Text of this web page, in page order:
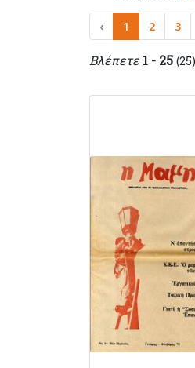
‹ 1 2 3
Βλέπετε 1 - 25 (25)